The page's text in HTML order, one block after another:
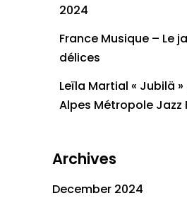
2024
France Musique – Le
délices
Leïla Martial « Jubilä
Alpes Métropole Jazz
Archives
December 2024